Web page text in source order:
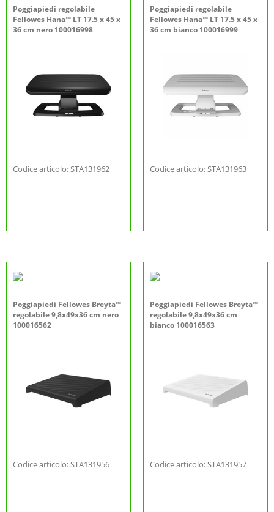
Poggiapiedi regolabile
Fellowes Hana™ LT 17.5 x 45 x
36 cm nero 100016998
Codice articolo: STA131962
Poggiapiedi regolabile
Fellowes Hana™ LT 17.5 x 45 x
36 cm bianco 100016999
Codice articolo: STA131963
Poggiapiedi Fellowes Breyta™
regolabile 9,8x49x36 cm nero
100016562
Codice articolo: STA131956
Poggiapiedi Fellowes Breyta™
regolabile 9,8x49x36 cm
bianco 100016563
Codice articolo: STA131957